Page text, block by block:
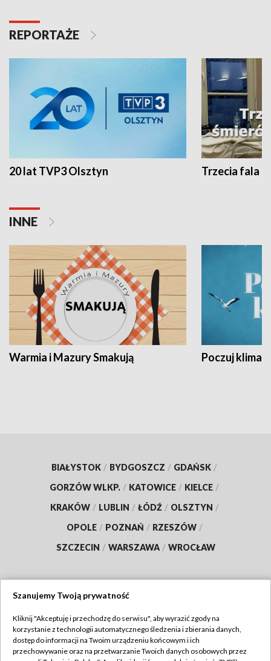
REPORTAŻE
20 lat TVP3 Olsztyn Trzecia fala -
INNE
Warmia i Mazury Smakują Poczuj klimat
BIAŁYSTOK / BYDGOSZCZ / GDAŃSK /
GORZÓW WLKP. / KATOWICE / KIELCE /
KRAKÓW / LUBLIN / ŁÓDŹ / OLSZTYN /
OPOLE / POZNAŃ / RZESZÓW /
SZCZECIN / WARSZAWA / WROCŁAW
TVP
Abonament TVP
Regulamin TVP
Szanujemy Twoją prywatność
Kliknij "Akceptuję i przechodzę do serwisu", aby wyrazić zgody na
korzystanie z technologii automatycznego śledzenia i zbierania danych,
dostęp do informacji na Twoim urządzeniu końcowym i ich
przechowywanie oraz na przetwarzanie Twoich danych osobowych przez